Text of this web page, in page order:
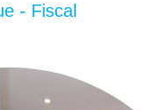
- Fiscal